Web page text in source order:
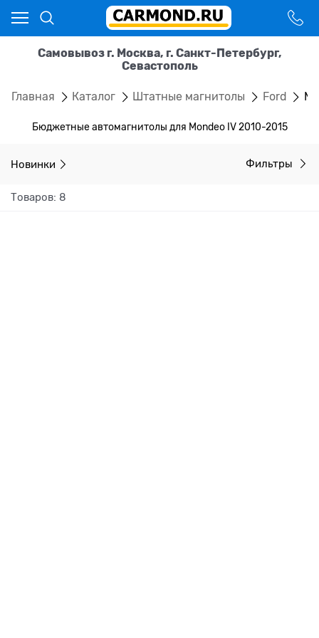
Самовывоз г. Москва, г. Санкт-Петербург,
Севастополь
Главная Каталог Штатные магнитолы Ford
Бюджетные автомагнитолы для Mondeo IV 2010-2015
Новинки Фильтры
Товаров: 8